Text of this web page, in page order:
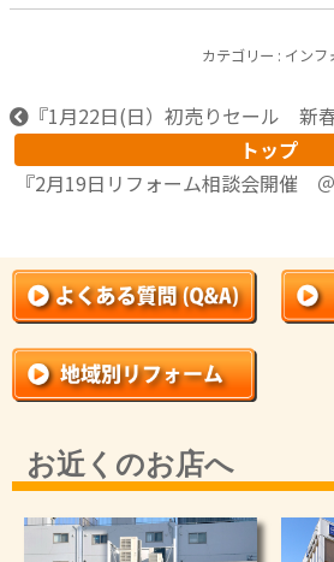
カテゴリー : インフ
『1月22日(日）初売りセール 新
トップ
『2月19日リフォーム相談会開催
お近くのお店へ